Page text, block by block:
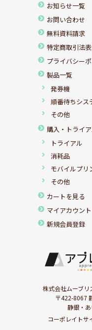
お知らせ一覧
お問い合わせ
無料資料請求
特定商取引法
プライバシー
製品一覧
発券機
順番待ちシス
その他
購入・トライ
トライアル
消耗品
モバイルプリ
その他
カートを見る
マイアカウント
新規会員登録
株式会社ムーブリ
〒422-8067
静銀・
コーポレイトサ